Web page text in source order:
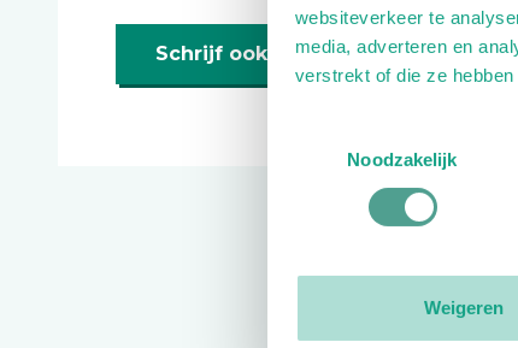
websiteverkeer te
media, adverteren en
verstrekt of die ze
Noodzakelijk
Weigeren
Schrijf ook een review
Reviews